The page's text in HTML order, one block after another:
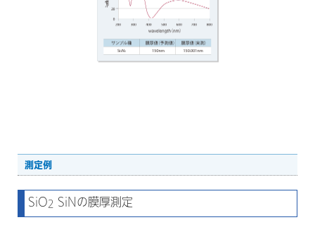
測定例
SiO2 SiNの膜厚測定